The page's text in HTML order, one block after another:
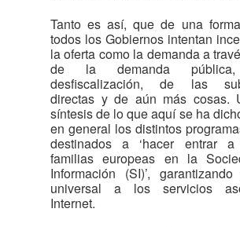
Tanto es así, que de una
todos los Gobiernos intentan
la oferta como la demanda a
de la demanda
desfiscalización, de las
directas y de aún más cosas.
síntesis de lo que aquí se ha
en general los distintos
destinados a ‘hacer entrar
familias europeas en la
Información (SI)’,
universal a los servicios
Internet.